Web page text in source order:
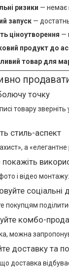
ризики — немає
запуск —
ціноутворення —
продукт до
товар для
точку
товару
стиль-аспект
а
покажіть
і відео
соціальні
покупцям
комбо-
можна
доставку та
що доставка